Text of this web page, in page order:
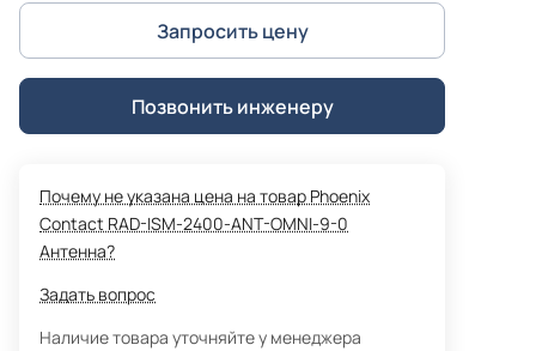
Запросить цену
Позвонить инженеру
Почему не указана цена на товар Phoenix
Contact RAD-ISM-2400-ANT-OMNI-9-0
Антенна?
Задать вопрос
Наличие товара уточняйте у менеджера